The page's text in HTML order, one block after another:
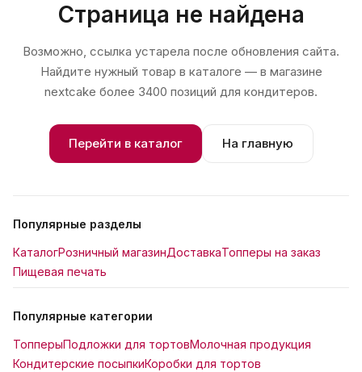
Страница не найдена
Возможно, ссылка устарела после обновления сайта.
Найдите нужный товар в каталоге — в магазине
nextcake более 3400 позиций для кондитеров.
Перейти в каталог На главную
Популярные разделы
КаталогРозничный магазинДоставкаТопперы на заказ
Пищевая печать
Популярные категории
ТопперыПодложки для тортовМолочная продукция
Кондитерские посыпкиКоробки для тортов